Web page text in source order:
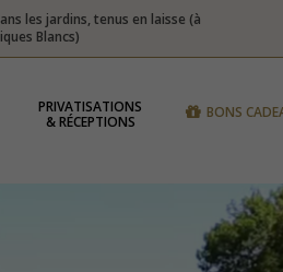
les jardins, tenus en laisse (à
Blancs)
PRIVATISATIONS
& RÉCEPTIONS
BONS